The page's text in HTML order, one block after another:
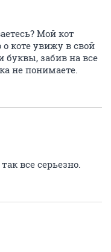
Мой кот
о коте увижу в свой
буквы, забив на все
не понимаете.
все серьезно.